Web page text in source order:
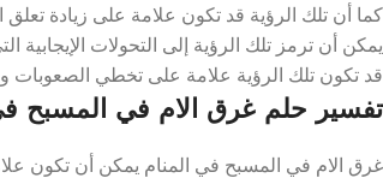
كما أن تلك الرؤية قد تكون علامة على زيادة تعلق
يمكن أن ترمز تلك الرؤية إلى التحولات الإيجابية
قد تكون تلك الرؤية علامة على تخطي الصعوبات
تفسير حلم غرق الام في المسبح
غرق الام في المسبح في المنام يمكن أن تكون